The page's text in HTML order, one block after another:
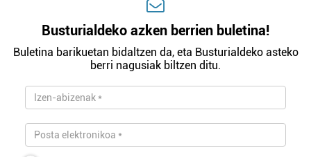
Busturialdeko azken berrien buletina!
Buletina barikuetan bidaltzen da, eta Busturialdeko asteko
berri nagusiak biltzen ditu.